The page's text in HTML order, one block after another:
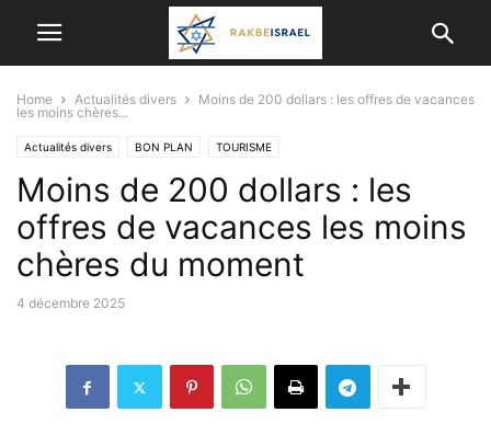
Home Actualités divers
Moins de 200 dollars : les offres de vacances
les moins chères...
Actualités divers BON PLAN TOURISME
Moins de 200 dollars : les
offres de vacances les moins
chères du moment
4 décembre 2025